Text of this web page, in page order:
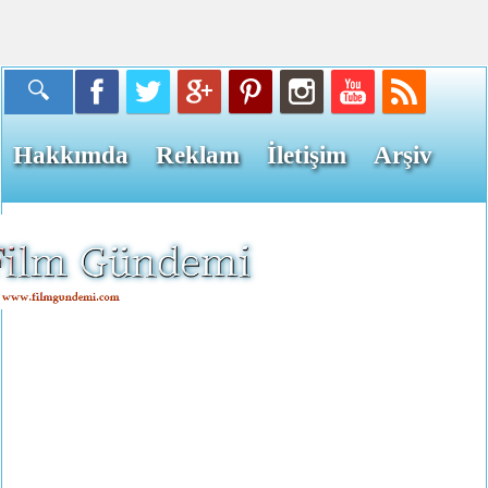
Hakkımda Reklam İletişim Arşiv